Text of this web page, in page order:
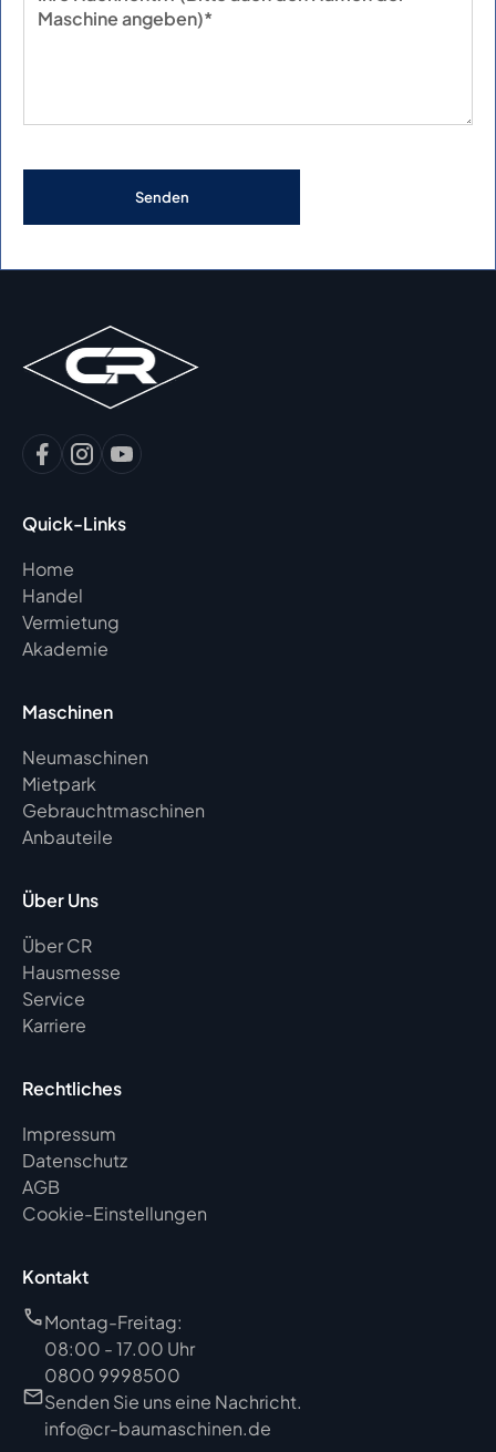
Quick-Links
Home
Handel
Vermietung
Akademie
Maschinen
Neumaschinen
Mietpark
Gebrauchtmaschinen
Anbauteile
Über Uns
Über CR
Hausmesse
Service
Karriere
Rechtliches
Impressum
Datenschutz
AGB
Cookie-Einstellungen
Kontakt
Montag-Freitag:
08:00 - 17.00 Uhr
0800 9998500
Senden Sie uns eine Nachricht.
info@cr-baumaschinen.de